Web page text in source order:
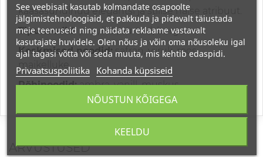
kaasasündinud elegantsi ja stiilse naise atribuut.
Tipunoodid: pirn, litši, vürtsid, bergamot
Keskmised noodid: safran, viiruk, roos,
maikelluke
Põhinoodid:ambra, vanill, muskus
ARVUSTUSED
See veebisait kasutab kolmandate osapoolte
jälgimistehnoloogiaid, et pakkuda ja pidevalt täiustada
meie teenuseid ning näidata reklaame vastavalt
kasutajate huvidele. Olen nõus ja võin oma nõusoleku igal
ajal tagasi võtta või seda muuta, mis kehtib edaspidi.
Privaatsuspoliitika Kohanda küpsiseid
KEELDU
NÕUSTUN KÕIGEGA